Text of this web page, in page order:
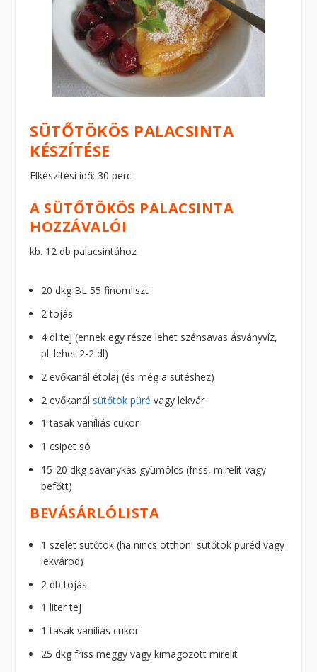
SÜTŐTÖKÖS PALACSINTA
KÉSZÍTÉSE
Elkészítési idő: 30 perc
A SÜTŐTÖKÖS PALACSINTA
HOZZÁVALÓI
kb. 12 db palacsintához
20 dkg BL 55 finomliszt
2 tojás
4 dl tej (ennek egy része lehet szénsavas ásványvíz,
pl. lehet 2-2 dl)
2 evőkanál étolaj (és még a sütéshez)
2 evőkanál sütőtök püré vagy lekvár
1 tasak vaníliás cukor
1 csipet só
15-20 dkg savanykás gyümölcs (friss, mirelit vagy
befőtt)
BEVÁSÁRLÓLISTA
1 szelet sütőtök (ha nincs otthon sütőtök püréd vagy
lekvárod)
2 db tojás
1 liter tej
1 tasak vaníliás cukor
25 dkg friss meggy vagy kimagozott mirelit